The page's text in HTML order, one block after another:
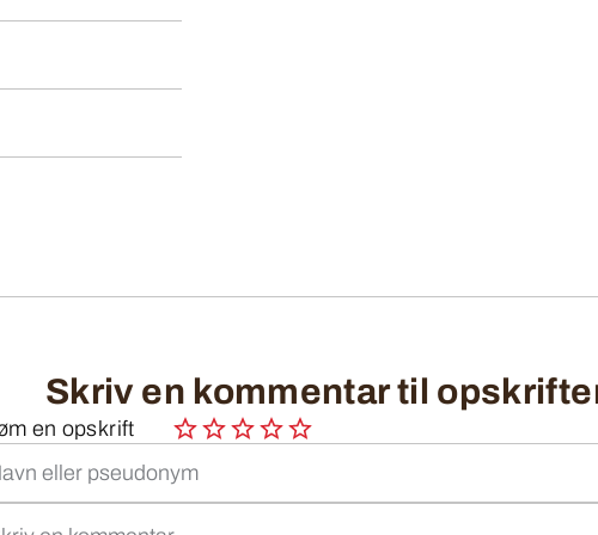
Skriv en kommentar til
en opskrift